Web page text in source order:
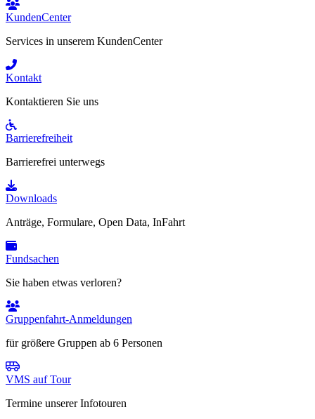
KundenCenter
Services in unserem KundenCenter
Kontakt
Kontaktieren Sie uns
Barrierefreiheit
Barrierefrei unterwegs
Downloads
Anträge, Formulare, Open Data, InFahrt
Fundsachen
Sie haben etwas verloren?
Gruppenfahrt-Anmeldungen
für größere Gruppen ab 6 Personen
VMS auf Tour
Termine unserer Infotouren